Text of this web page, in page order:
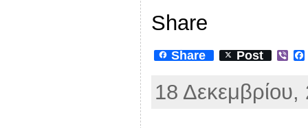
Share
Share Post
V
e
r
18